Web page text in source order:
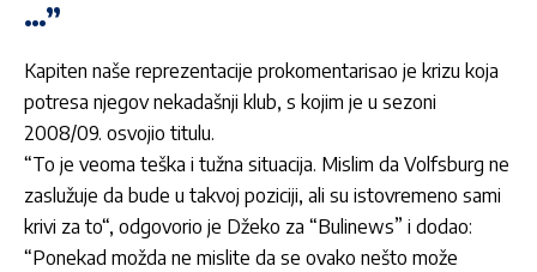
…”
Kapiten naše reprezentacije prokomentarisao je krizu koja
potresa njegov nekadašnji klub, s kojim je u sezoni
2008/09. osvojio titulu.
“To je veoma teška i tužna situacija. Mislim da Volfsburg ne
zaslužuje da bude u takvoj poziciji, ali su istovremeno sami
krivi za to“, odgovorio je Džeko za “Bulinews” i dodao:
“Ponekad možda ne mislite da se ovako nešto može